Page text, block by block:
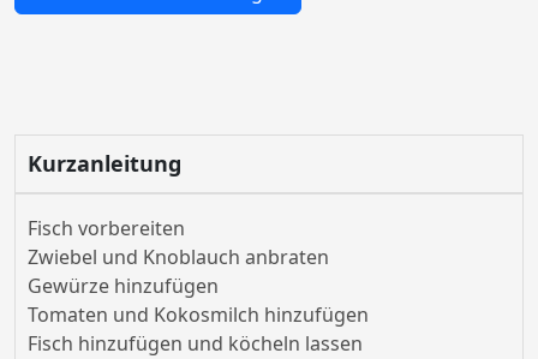
Kurzanleitung
Fisch vorbereiten
Zwiebel und Knoblauch anbraten
Gewürze hinzufügen
Tomaten und Kokosmilch hinzufügen
Fisch hinzufügen und köcheln lassen